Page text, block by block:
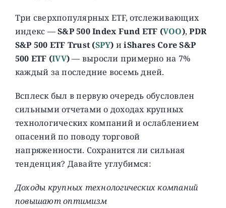
Три сверхпопулярных ETF, отслеживающих
индекс —S&P 500 Index Fund ETF (VOO),PDR
S&P 500 ETF Trust (SPY) иiShares Core S&P
500 ETF (IVV)— выросли примерно на 7%
каждый за последние восемь дней.
Всплеск был в первую очередь обусловлен
сильными отчетами о доходах крупных
технологических компаний и ослаблением
опасений по поводу торговой
напряженности. Сохранится ли сильная
тенденция? Давайте углубимся:
Доходы крупных технологических компаний
повышают оптимизм